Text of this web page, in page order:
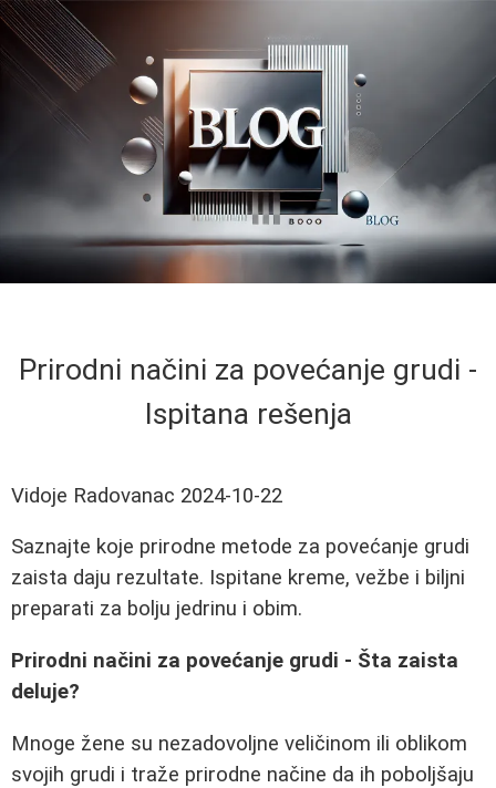
Prirodni načini za povećanje grudi -
Ispitana rešenja
Vidoje Radovanac 2024-10-22
Saznajte koje prirodne metode za povećanje grudi
zaista daju rezultate. Ispitane kreme, vežbe i biljni
preparati za bolju jedrinu i obim.
Prirodni načini za povećanje grudi - Šta zaista
deluje?
Mnoge žene su nezadovoljne veličinom ili oblikom
svojih grudi i traže prirodne načine da ih poboljšaju